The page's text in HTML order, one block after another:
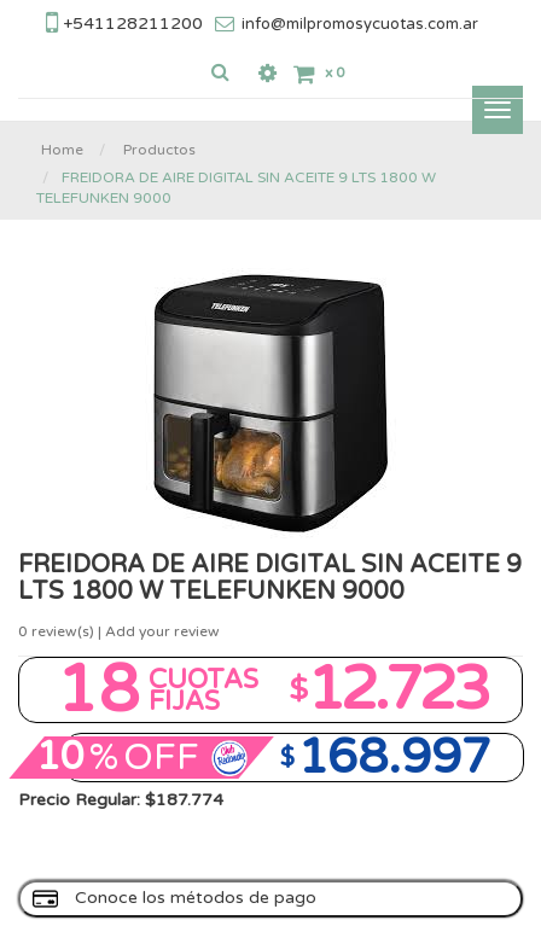
+541128211200 info@milpromosycuotas.com.ar
x 0
Home
Productos
FREIDORA DE AIRE DIGITAL SIN ACEITE 9 LTS 1800 W
TELEFUNKEN 9000
FREIDORA DE AIRE DIGITAL SIN ACEITE 9
LTS 1800 W TELEFUNKEN 9000
0 review(s) | Add your review
18 CUOTAS
FIJAS $12.723
10%OFF $ 168.997
Precio Regular: $187.774
Conoce los métodos de pago